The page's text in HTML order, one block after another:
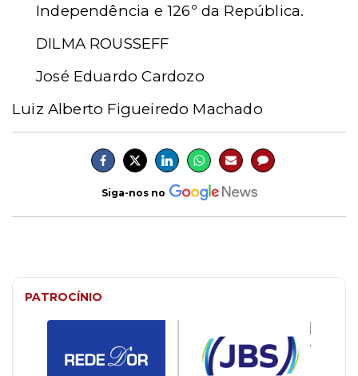
Independência e 126º da República.
DILMA ROUSSEFF
José Eduardo Cardozo
Luiz Alberto Figueiredo Machado
Siga-nos no
PATROCÍNIO